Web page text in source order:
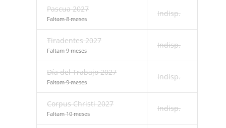
Pascua 2027
Faltam 8 meses
Indisp.
Tiradentes 2027
Faltam 9 meses
Indisp.
Día del Trabajo 2027
Faltam 9 meses
Indisp.
Corpus Christi 2027
Faltam 10 meses
Indisp.